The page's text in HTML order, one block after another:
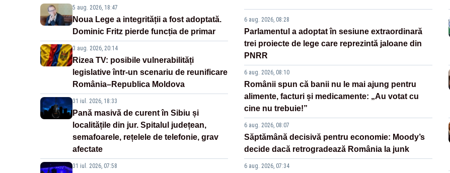
5 aug. 2026, 18:47
Noua Lege a integrității a fost adoptată.
Dominic Fritz pierde funcția de primar
3 aug. 2026, 20:14
Rizea TV: posibile vulnerabilități
legislative într-un scenariu de reunificare
România–Republica Moldova
31 iul. 2026, 18:33
Pană masivă de curent în Sibiu și
localitățile din jur. Spitalul județean,
semafoarele, rețelele de telefonie, grav
afectate
31 iul. 2026, 07:58
6 aug. 2026, 08:28
Parlamentul a adoptat în sesiune extraordinară
trei proiecte de lege care reprezintă jaloane din
PNRR
6 aug. 2026, 08:10
Românii spun că banii nu le mai ajung pentru
alimente, facturi și medicamente: „Au votat cu
cine nu trebuie!”
6 aug. 2026, 08:07
Săptămână decisivă pentru economie: Moody’s
decide dacă retrogradează România la junk
6 aug. 2026, 07:34